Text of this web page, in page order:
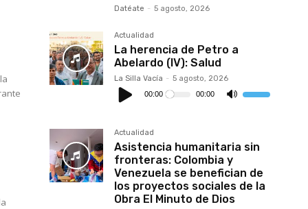
Datéate - 5 agosto, 2026
Actualidad
La herencia de Petro a
Abelardo (IV): Salud
La Silla Vacía - 5 agosto, 2026
Reproductor
de
audio
00:00 00:00
Utiliza
para
disminuir
el
volumen.
Actualidad
Asistencia humanitaria sin
fronteras: Colombia y
Venezuela se benefician de
los proyectos sociales de la
Obra El Minuto de Dios